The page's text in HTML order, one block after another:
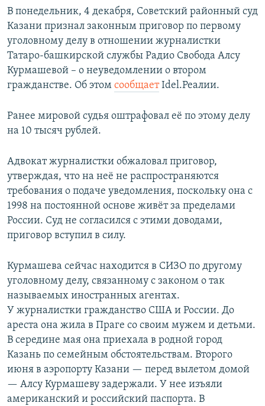
Все сайты РСЕ/РС
В понедельник, 4 декабря, Советский районный суд
Казани признал законным приговор по первому
уголовному делу в отношении журналистки
Татаро-башкирской службы Радио Свобода Алсу
Курмашевой – о неуведомлении о втором
гражданстве. Об этом сообщаетIdel.Реалии.
Ранее мировой судья оштрафовал её по этому делу
на 10 тысяч рублей.
Адвокат журналистки обжаловал приговор,
утверждая, что на неё не распространяются
требования о подаче уведомления, поскольку она с
1998 на постоянной основе живёт за пределами
России. Суд не согласился с этими доводами,
приговор вступил в силу.
Курмашева сейчас находится в СИЗО по другому
уголовному делу, связанному с законом о так
называемых иностранных агентах.
У журналистки гражданство США и России. До
ареста она жила в Праге со своим мужем и детьми.
В середине мая она приехала в родной город
Казань по семейным обстоятельствам. Второго
июня в аэропорту Казани — перед вылетом домой
— Алсу Курмашеву задержали. У нее изъяли
американский и российский паспорта. В